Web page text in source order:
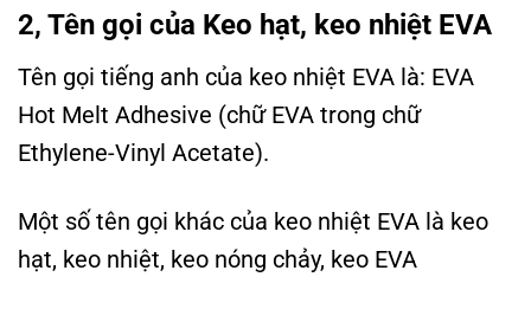
2, Tên gọi của Keo hạt, keo nhiệt EVA
Tên gọi tiếng anh của keo nhiệt EVA là: EVA
Hot Melt Adhesive (chữ EVA trong chữ
Ethylene-Vinyl Acetate).
Một số tên gọi khác của keo nhiệt EVA là keo
hạt, keo nhiệt, keo nóng chảy, keo EVA